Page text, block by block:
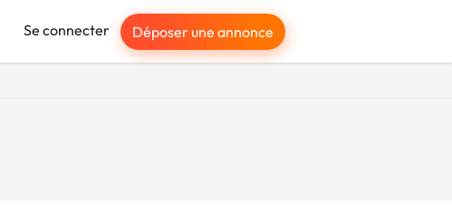
Se connecter Déposer une annonce